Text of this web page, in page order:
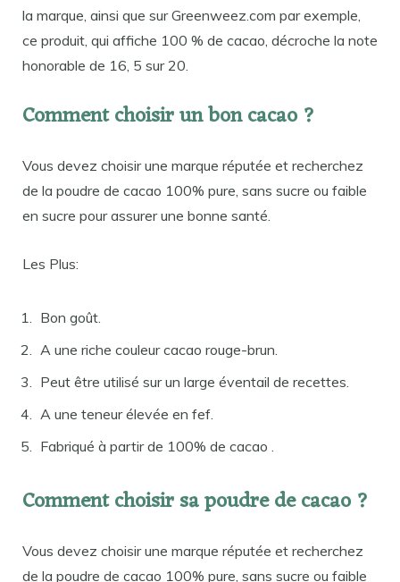
la marque, ainsi que sur Greenweez.com par exemple,
ce produit, qui affiche 100 % de cacao, décroche la note
honorable de 16, 5 sur 20.
Comment choisir un bon cacao ?
Vous devez choisir une marque réputée et recherchez
de la poudre de cacao 100% pure, sans sucre ou faible
en sucre pour assurer une bonne santé.
Les Plus:
Bon goût.
A une riche couleur cacao rouge-brun.
Peut être utilisé sur un large éventail de recettes.
A une teneur élevée en fef.
Fabriqué à partir de 100% de cacao .
Comment choisir sa poudre de cacao ?
Vous devez choisir une marque réputée et recherchez
de la poudre de cacao 100% pure, sans sucre ou faible